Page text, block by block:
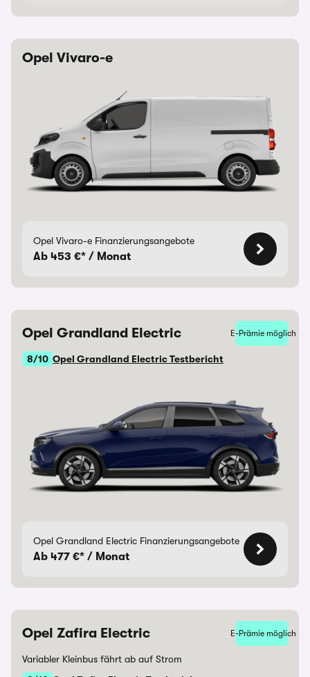
Opel Vivaro-e
Opel Vivaro-e Finanzierungsangebote
Ab 453 €* / Monat
Opel Grandland Electric E-Prämie möglich
8/10 Opel Grandland Electric Testbericht
Opel Grandland Electric Finanzierungsangebote
Ab 477 €* / Monat
Opel Zafira Electric E-Prämie möglich
Variabler Kleinbus fährt ab auf Strom